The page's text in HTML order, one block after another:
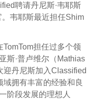
聘请丹尼斯·韦耶斯
。韦耶斯最近担任Shim
担任过多个领
斯·普卢维尔（Mathias
迎丹尼斯加入Classified
拥有丰富的经验和良
阶段发展的理想人